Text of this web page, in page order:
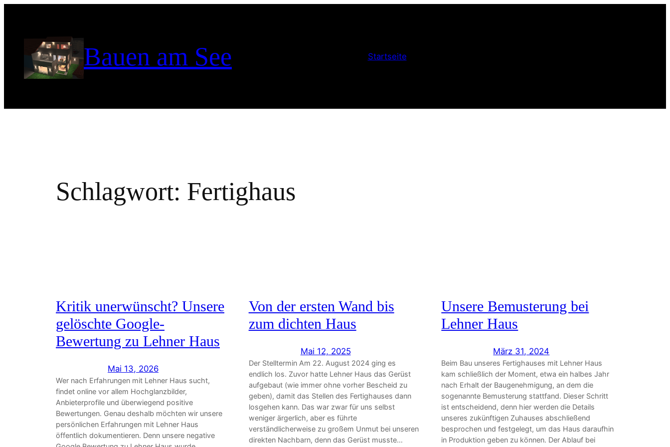
Bauen am See Startseite
Schlagwort: Fertighaus
Kritik unerwünscht? Unsere
gelöschte Google-
Bewertung zu Lehner Haus
Mai 13, 2026
Wer nach Erfahrungen mit Lehner Haus sucht,
findet online vor allem Hochglanzbilder,
Anbieterprofile und überwiegend positive
Bewertungen. Genau deshalb möchten wir unsere
persönlichen Erfahrungen mit Lehner Haus
öffentlich dokumentieren. Denn unsere negative
Von der ersten Wand bis
zum dichten Haus
Mai 12, 2025
Der Stelltermin Am 22. August 2024 ging es
endlich los. Zuvor hatte Lehner Haus das Gerüst
aufgebaut (wie immer ohne vorher Bescheid zu
geben), damit das Stellen des Fertighauses dann
losgehen kann. Das war zwar für uns selbst
weniger ärgerlich, aber es führte
verständlicherweise zu großem Unmut bei unseren
direkten Nachbarn, denn das Gerüst musste…
Unsere Bemusterung bei
Lehner Haus
März 31, 2024
Beim Bau unseres Fertighauses mit Lehner Haus
kam schließlich der Moment, etwa ein halbes Jahr
nach Erhalt der Baugenehmigung, an dem die
sogenannte Bemusterung stattfand. Dieser Schritt
ist entscheidend, denn hier werden die Details
unseres zukünftigen Zuhauses abschließend
besprochen und festgelegt, um das Haus daraufhin
in Produktion geben zu können. Der Ablauf bei